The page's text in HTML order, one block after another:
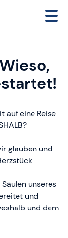
auf eine Reise
glauben und
unseres
und
und dem